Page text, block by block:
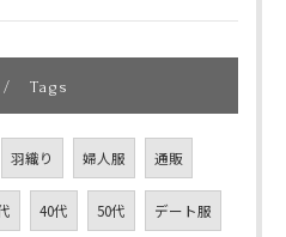
Tags
羽織り 婦人服 通販
40代 50代 デート服